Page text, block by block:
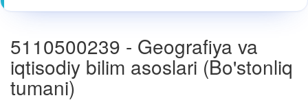
5110500239 - Geografiya va
iqtisodiy bilim asoslari (Bo'stonliq
tumani)